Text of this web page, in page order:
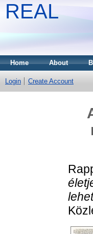
REAL
Home About
Login Create Account